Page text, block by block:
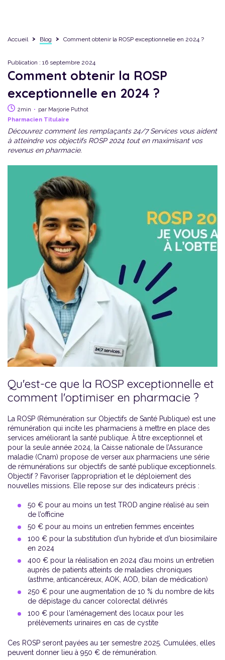
Je suis Candidat
A propos de 24|7
Accueil Blog Comment obtenir la ROSP exceptionnelle en 2024 ?
Publication : 16 septembre 2024
Comment obtenir la ROSP
exceptionnelle en 2024 ?
2min · par Marjorie Puthot
Pharmacien Titulaire
Découvrez comment les remplaçants 24/7 Services vous aident
à atteindre vos objectifs ROSP 2024 tout en maximisant vos
revenus en pharmacie.
Qu'est-ce que la ROSP exceptionnelle et
comment l'optimiser en pharmacie ?
La ROSP (Rémunération sur Objectifs de Santé Publique) est une
rémunération qui incite les pharmaciens à mettre en place des
services améliorant la santé publique. À titre exceptionnel et
pour la seule année 2024, la Caisse nationale de l’Assurance
maladie (Cnam) propose de verser aux pharmaciens une série
de rémunérations sur objectifs de santé publique exceptionnels.
Objectif ? Favoriser l’appropriation et le déploiement des
nouvelles missions. Elle repose sur des indicateurs précis :
50 € pour au moins un test TROD angine réalisé au sein
de l’officine
50 € pour au moins un entretien femmes enceintes
100 € pour la substitution d’un hybride et d’un biosimilaire
en 2024
400 € pour la réalisation en 2024 d’au moins un entretien
auprès de patients atteints de maladies chroniques
(asthme, anticancéreux, AOK, AOD, bilan de médication)
250 € pour une augmentation de 10 % du nombre de kits
de dépistage du cancer colorectal délivrés
100 € pour l'aménagement des locaux pour les
prélèvements urinaires en cas de cystite
Ces ROSP seront payées au 1er semestre 2025. Cumulées, elles
peuvent donner lieu à 950 € de rémunération.